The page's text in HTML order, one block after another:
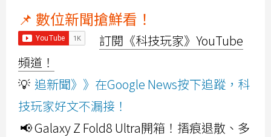
📌 數位新聞搶鮮看！
訂閱《科技玩家》YouTube
頻道！
💡 追新聞》》在Google News按下追蹤，科
技玩家好文不漏接！
📢 Galaxy Z Fold8 Ultra開箱！摺痕退散、多